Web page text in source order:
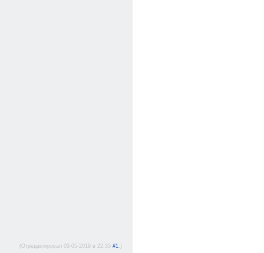
(Отредактировал 03-05-2019 в 22:35 #1 .)